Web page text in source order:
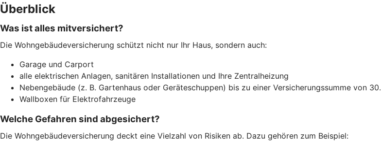
Überblick
Was ist alles mitversichert?
Die Wohngebäudeversicherung schützt nicht nur Ihr Haus, sondern auch:
Garage und Carport
alle elektrischen Anlagen, sanitären Installationen und Ihre Zentralheizung
Nebengebäude (z. B. Gartenhaus oder Geräteschuppen) bis zu einer Versicherungssumme von
Wallboxen für Elektrofahrzeuge
Welche Gefahren sind abgesichert?
Die Wohngebäudeversicherung deckt eine Vielzahl von Risiken ab. Dazu gehören zum Beispiel: